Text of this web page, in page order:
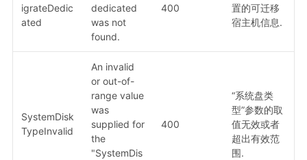
igrateDedic
ated
dedicated
was not
found.
400
置的可迁移
宿主机信息.
SystemDisk
TypeInvalid
An invalid
or out-of-
range value
was
supplied for
the
"SystemDis
400
“系统盘类
型”参数的取
值无效或者
超出有效范
围.